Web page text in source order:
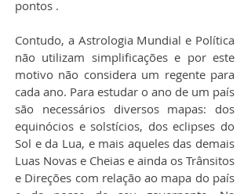
pontos .
Contudo, a Astrologia Mundial e Política
não utilizam simplificações e por este
motivo não considera um regente para
cada ano. Para estudar o ano de um país
são necessários diversos mapas: dos
equinócios e solstícios, dos eclipses do
Sol e da Lua, e mais aqueles das demais
Luas Novas e Cheias e ainda os Trânsitos
e Direções com relação ao mapa do país